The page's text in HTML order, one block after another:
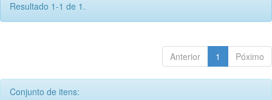
Resultado 1-1 de 1.
Anterior 1 Póximo
Conjunto de itens: